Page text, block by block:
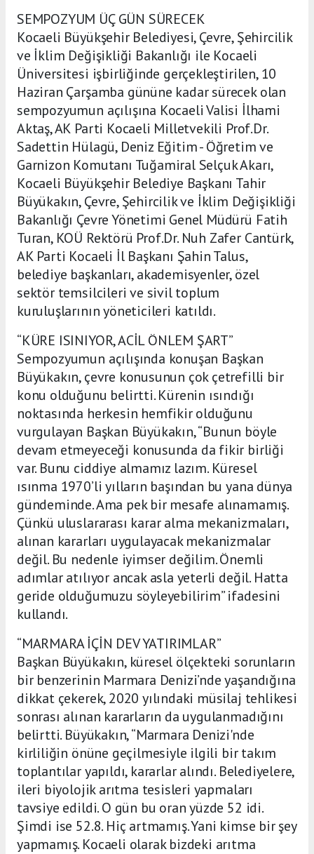
SEMPOZYUM ÜÇ GÜN SÜRECEK
Kocaeli Büyükşehir Belediyesi, Çevre, Şehircilik
ve İklim Değişikliği Bakanlığı ile Kocaeli
Üniversitesi işbirliğinde gerçekleştirilen, 10
Haziran Çarşamba gününe kadar sürecek olan
sempozyumun açılışına Kocaeli Valisi İlhami
Aktaş, AK Parti Kocaeli Milletvekili Prof.Dr.
Sadettin Hülagü, Deniz Eğitim - Öğretim ve
Garnizon Komutanı Tuğamiral Selçuk Akarı,
Kocaeli Büyükşehir Belediye Başkanı Tahir
Büyükakın, Çevre, Şehircilik ve İklim Değişikliği
Bakanlığı Çevre Yönetimi Genel Müdürü Fatih
Turan, KOÜ Rektörü Prof.Dr. Nuh Zafer Cantürk,
AK Parti Kocaeli İl Başkanı Şahin Talus,
belediye başkanları, akademisyenler, özel
sektör temsilcileri ve sivil toplum
kuruluşlarının yöneticileri katıldı.
“KÜRE ISINIYOR, ACİL ÖNLEM ŞART”
Sempozyumun açılışında konuşan Başkan
Büyükakın, çevre konusunun çok çetrefilli bir
konu olduğunu belirtti. Kürenin ısındığı
noktasında herkesin hemfikir olduğunu
vurgulayan Başkan Büyükakın, “Bunun böyle
devam etmeyeceği konusunda da fikir birliği
var. Bunu ciddiye almamız lazım. Küresel
ısınma 1970’li yılların başından bu yana dünya
gündeminde. Ama pek bir mesafe alınamamış.
Çünkü uluslararası karar alma mekanizmaları,
alınan kararları uygulayacak mekanizmalar
değil. Bu nedenle iyimser değilim. Önemli
adımlar atılıyor ancak asla yeterli değil. Hatta
geride olduğumuzu söyleyebilirim” ifadesini
kullandı.
“MARMARA İÇİN DEV YATIRIMLAR”
Başkan Büyükakın, küresel ölçekteki sorunların
bir benzerinin Marmara Denizi’nde yaşandığına
dikkat çekerek, 2020 yılındaki müsilaj tehlikesi
sonrası alınan kararların da uygulanmadığını
belirtti. Büyükakın, “Marmara Denizi'nde
kirliliğin önüne geçilmesiyle ilgili bir takım
toplantılar yapıldı, kararlar alındı. Belediyelere,
ileri biyolojik arıtma tesisleri yapmaları
tavsiye edildi. O gün bu oran yüzde 52 idi.
Şimdi ise 52.8. Hiç artmamış. Yani kimse bir şey
yapmamış. Kocaeli olarak bizdeki arıtma